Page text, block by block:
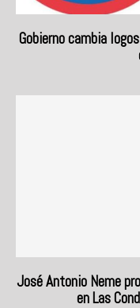
Gobierno cambia
José Antonio Neme
en Las